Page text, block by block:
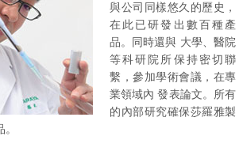
與公司同樣悠久的歷史，
在此已研發出數百種產
品。同時還與 大學、醫院
等科研院所保持密切聯
繫，參加學術會議，在專
業領域內 發表論文。所有
的內部研究確保莎羅雅製